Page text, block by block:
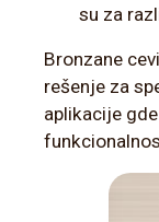
su za
Bronzane
rešenje za
aplikacije